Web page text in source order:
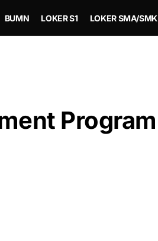
BUMN LOKER S1 LOKER SMA/SMK
Program